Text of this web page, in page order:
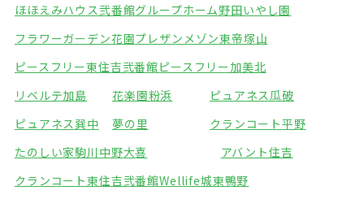
ほほえみハウス弐番館グループホーム野田いやし園
フラワーガーデン花園プレザンメゾン東帝塚山
ピースフリー東住吉弐番館ピースフリー加美北
リベルテ加島
花楽園粉浜
ピュアネス瓜破
ピュアネス巽中
夢の里
クランコート平野
たのしい家駒川中野大喜
アバント住吉
クランコート東住吉弐番館Wellife城東鴨野